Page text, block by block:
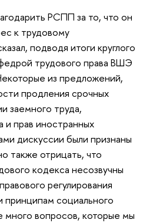
РСПП за то, что он
к трудовому
подводя итоги круглого
трудового права ВШЭ
из предложений,
продления срочных
заемного труда,
и прав иностранных
дискуссии были признаны
также отрицать, что
кодекса несозвучны
регулирования
принципам социального
много вопросов, которые мы